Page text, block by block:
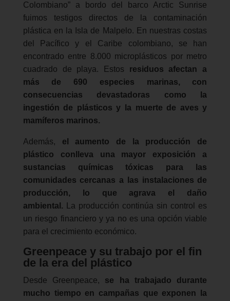
Colombiano” a bordo del barco Arctic Sunrise
fuimos testigos directos de la contaminación
plástica en la Isla de Malpelo. En nuestras costas
del Pacífico y el Caribe colombiano, se han
encontrado entre 8.000 microplásticos por metro
cuadrado de playa​​. Estos residuos afectan a
más de 690 especies marinas, con
consecuencias devastadoras como la
ingestión de plásticos y la muerte de aves y
mamíferos marinos.
Además, el aumento de la producción de
plástico conlleva una mayor exposición a
sustancias químicas tóxicas para las
comunidades cercanas a las instalaciones de
producción, lo que agrava el daño
ambiental.
La producción continúa sin control es
un riesgo financiero y ya no es una opción viable
para el crecimiento económico.
Greenpeace y su trabajo por el fin
de la era del plástico
Desde Greenpeace, se ha trabajado durante
mucho tiempo en campañas que exponen la